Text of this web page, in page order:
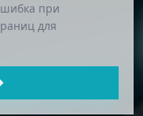
при
для